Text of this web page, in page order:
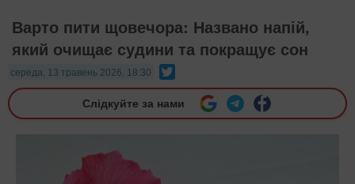
Варто пити щовечора: Названо напій,
який очищає судини та покращує сон
середа, 13 травень 2026, 18:30
Слідкуйте за нами